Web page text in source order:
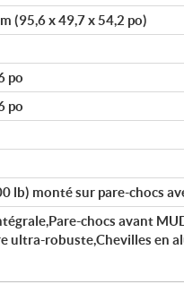
(95,6 x 49,7 x 54,2 po)
po
po
lb) monté sur pare-chocs
chocs avant
ultra-robuste,Chevilles en